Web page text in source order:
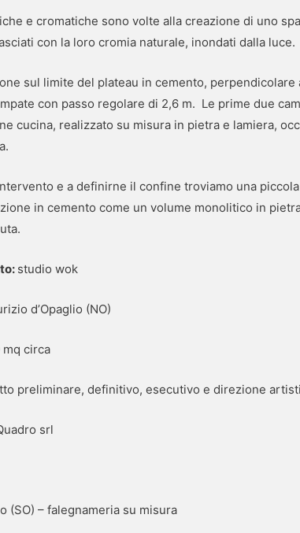
e cromatiche sono volte alla creazione di uno
con la loro cromia naturale, inondati dalla luce.
sul limite del plateau in cemento,
con passo regolare di 2,6 m. Le prime due
cucina, realizzato su misura in pietra e lamiera,
e a definirne il confine troviamo una
in cemento come un volume monolitico in
studio wok
d’Opaglio (NO)
mq circa
preliminare, definitivo, esecutivo e direzione
srl
(SO) – falegnameria su misura